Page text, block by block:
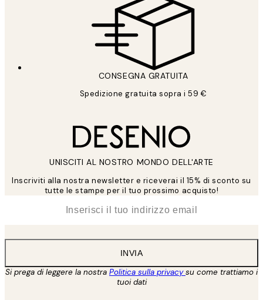
CONSEGNA GRATUITA
Spedizione gratuita sopra i 59 €
UNISCITI AL NOSTRO MONDO DELL'ARTE
Inscriviti alla nostra newsletter e riceverai il 15% di sconto su
tutte le stampe per il tuo prossimo acquisto!
INVIA
Si prega di leggere la nostra Politica sulla privacysu come trattiamo i
tuoi dati